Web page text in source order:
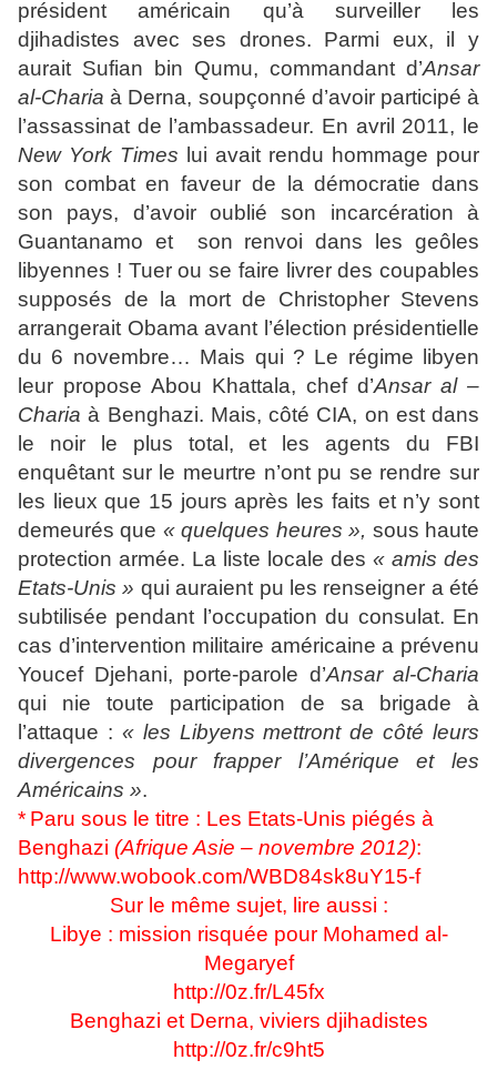
président américain qu’à surveiller les
djihadistes avec ses drones. Parmi eux, il y
aurait Sufian bin Qumu, commandant d’Ansar
al-Charia à Derna, soupçonné d’avoir participé à
l’assassinat de l’ambassadeur. En avril 2011, le
New York Times lui avait rendu hommage pour
son combat en faveur de la démocratie dans
son pays, d’avoir oublié son incarcération à
Guantanamo et son renvoi dans les geôles
libyennes ! Tuer ou se faire livrer des coupables
supposés de la mort de Christopher Stevens
arrangerait Obama avant l’élection présidentielle
du 6 novembre… Mais qui ? Le régime libyen
leur propose Abou Khattala, chef d’Ansar al –
Charia à Benghazi. Mais, côté CIA, on est dans
le noir le plus total, et les agents du FBI
enquêtant sur le meurtre n’ont pu se rendre sur
les lieux que 15 jours après les faits et n’y sont
demeurés que « quelques heures », sous haute
protection armée. La liste locale des « amis des
Etats-Unis » qui auraient pu les renseigner a été
subtilisée pendant l’occupation du consulat. En
cas d’intervention militaire américaine a prévenu
Youcef Djehani, porte-parole d’Ansar al-Charia
qui nie toute participation de sa brigade à
l’attaque : « les Libyens mettront de côté leurs
divergences pour frapper l’Amérique et les
Américains ».
* Paru sous le titre : Les Etats-Unis piégés à
Benghazi (Afrique Asie – novembre 2012):
http://www.wobook.com/WBD84sk8uY15-f
Sur le même sujet, lire aussi :
Libye : mission risquée pour Mohamed al-
Megaryef
http://0z.fr/L45fx
Benghazi et Derna, viviers djihadistes
http://0z.fr/c9ht5